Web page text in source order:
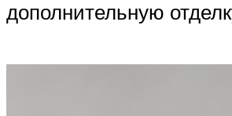
дополнительную